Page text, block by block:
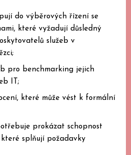
do výběrových řízení se
které vyžadují důsledný
služeb v
pro benchmarking jejich
IT;
které může vést k formální
prokázat schopnost
splňují požadavky